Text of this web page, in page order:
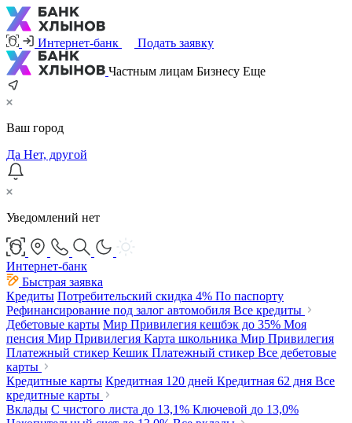
Интернет-банк Подать заявку
Частным лицам Бизнесу Еще
Ваш город
Да Нет, другой
Уведомлений нет
Интернет-банк
Быстрая заявка
Кредиты Потребительский скидка 4% По паспорту
Рефинансирование под залог автомобиля Все кредиты
Дебетовые карты Мир Привилегия кешбэк до 35% Моя
пенсия Мир Привилегия Карта школьника Мир Привилегия
Платежный стикер Кешик Платежный стикер Все дебетовые
карты
Кредитные карты Кредитная 120 дней Кредитная 62 дня Все
кредитные карты
Вклады С чистого листа до 13,1% Ключевой до 13,0%